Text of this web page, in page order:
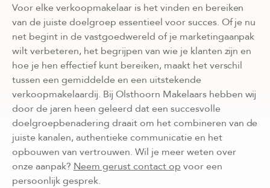
Voor elke verkoopmakelaar is het vinden en bereiken
van de juiste doelgroep essentieel voor succes. Of je nu
net begint in de vastgoedwereld of je marketingaanpak
wilt verbeteren, het begrijpen van wie je klanten zijn en
hoe je hen effectief kunt bereiken, maakt het verschil
tussen een gemiddelde en een uitstekende
verkoopmakelaardij. Bij Olsthoorn Makelaars hebben wij
door de jaren heen geleerd dat een succesvolle
doelgroepbenadering draait om het combineren van de
juiste kanalen, authentieke communicatie en het
opbouwen van vertrouwen. Wil je meer weten over
onze aanpak? Neem gerust contact op voor een
persoonlijk gesprek.